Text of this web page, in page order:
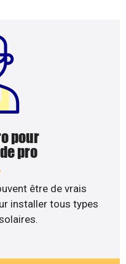
pour
pro
être de vrais
installer tous types